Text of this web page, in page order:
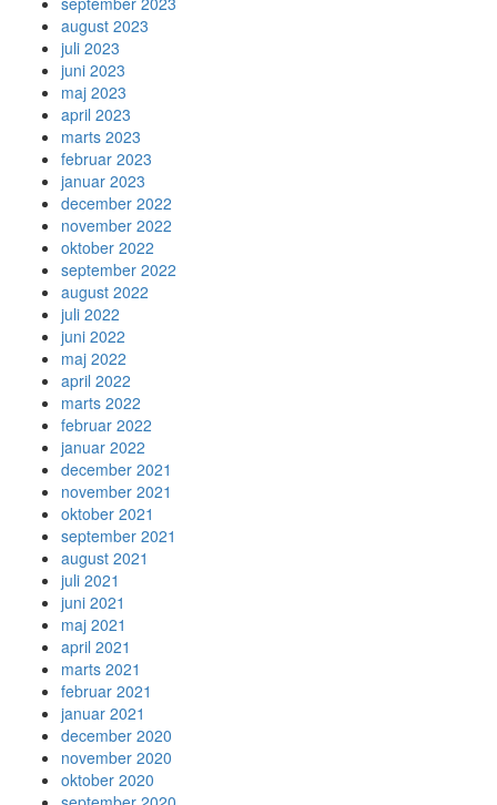
august 2023
juli 2023
juni 2023
maj 2023
april 2023
marts 2023
februar 2023
januar 2023
december 2022
november 2022
oktober 2022
september 2022
august 2022
juli 2022
juni 2022
maj 2022
april 2022
marts 2022
februar 2022
januar 2022
december 2021
november 2021
oktober 2021
september 2021
august 2021
juli 2021
juni 2021
maj 2021
april 2021
marts 2021
februar 2021
januar 2021
december 2020
november 2020
oktober 2020